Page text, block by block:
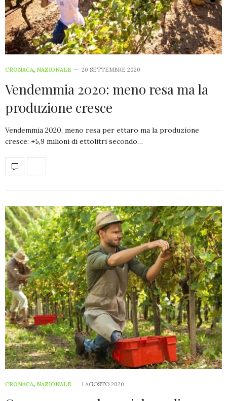
CRONACA, NAZIONALE 20 SETTEMBRE 2020
Vendemmia 2020: meno resa ma la
produzione cresce
Vendemmia 2020, meno resa per ettaro ma la produzione
cresce: +5,9 milioni di ettolitri secondo…
CRONACA, NAZIONALE 1 AGOSTO 2020